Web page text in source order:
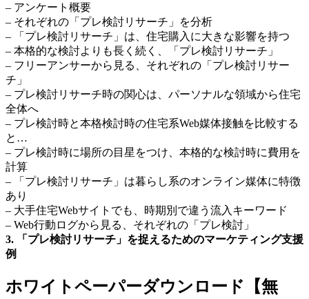
– アンケート概要
– それぞれの「プレ検討リサーチ」を分析
– 「プレ検討リサーチ」は、住宅購入に大きな影響を持つ
– 本格的な検討よりも長く続く、「プレ検討リサーチ」
– フリーアンサーから見る、それぞれの「プレ検討リサー
チ」
– プレ検討リサーチ時の関心は、パーソナルな領域から住宅
全体へ
– プレ検討時と本格検討時の住宅系Web媒体接触を比較する
と…
– プレ検討時に場所の目星をつけ、本格的な検討時に費用を
計算
– 「プレ検討リサーチ」は暮らし系のオンライン媒体に特徴
あり
– 大手住宅Webサイトでも、時期別で違う流入キーワード
– Web行動ログから見る、それぞれの「プレ検討」
3. 「プレ検討リサーチ」を捉えるためのマーケティング支援
例
ホワイトペーパーダウンロード【無